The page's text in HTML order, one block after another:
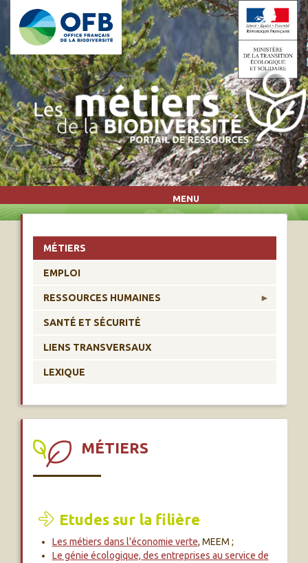
Aller au contenu principal
MENU
MÉTIERS
EMPLOI
RESSOURCES HUMAINES
SANTÉ ET SÉCURITÉ
LIENS TRANSVERSAUX
LEXIQUE
MÉTIERS
Etudes sur la filière
Les métiers dans l'économie verte, MEEM ;
Le génie écologique, des entreprises au service de